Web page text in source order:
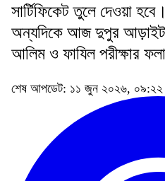
সার্টিফিকেট তুলে দেওয়া হবে।
অন্যদিকে আজ দুপুর
আলিম ও ফাযিল পরীক্ষার
শেষ আপডেট: ১১ জুন ২০২৬, ০৯:২২